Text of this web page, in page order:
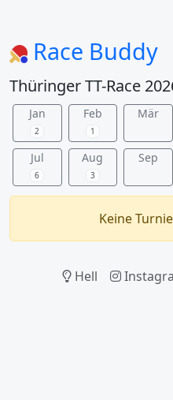
Race Buddy
Thüringer TT-Race
Jan
2
Feb
1
Mär
Jul
6
Aug
3
Sep
Keine
Hell